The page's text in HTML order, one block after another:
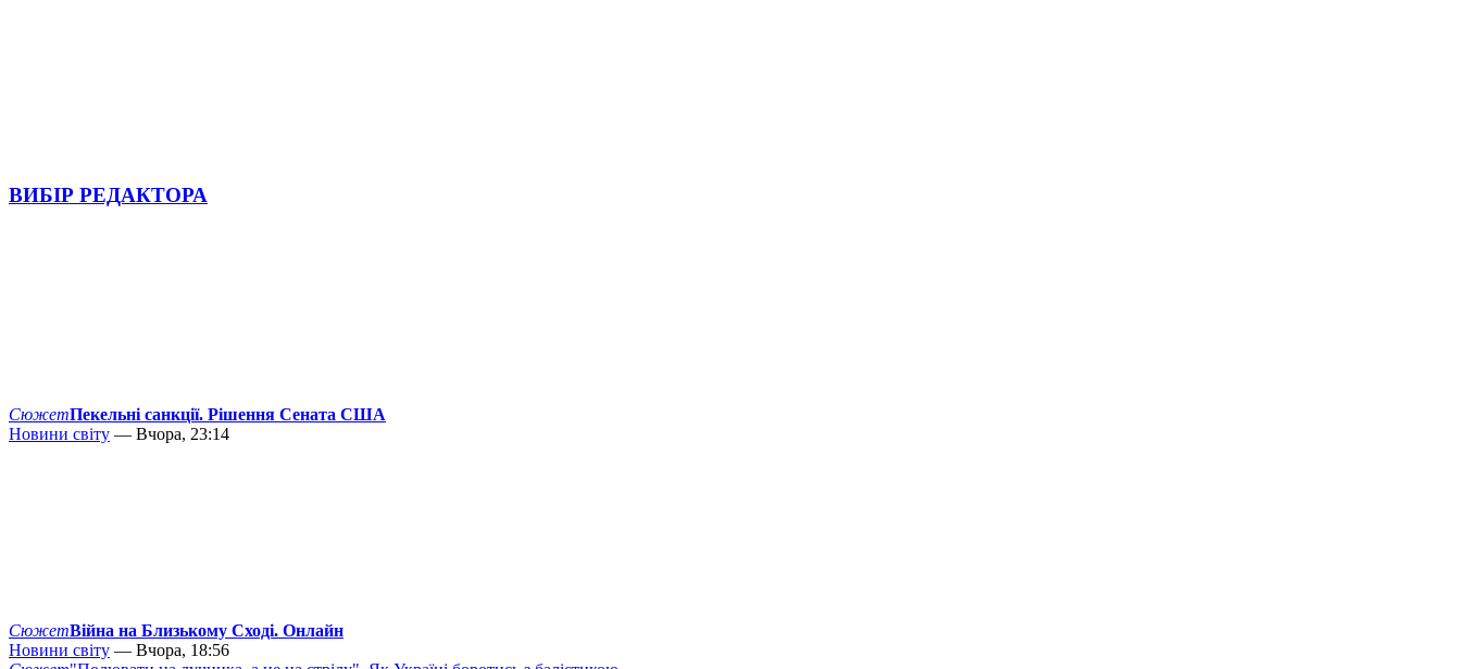
ВИБІР РЕДАКТОРА
СюжетПекельні санкції. Рішення Сената США
Новини світу — Вчора, 23:14
СюжетВійна на Близькому Сході. Онлайн
Новини світу — Вчора, 18:56